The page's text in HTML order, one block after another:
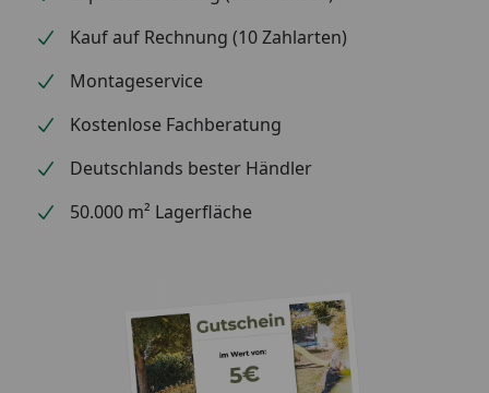
Kauf auf Rechnung (10 Zahlarten)
Montageservice
Kostenlose Fachberatung
Deutschlands bester Händler
50.000 m² Lagerfläche